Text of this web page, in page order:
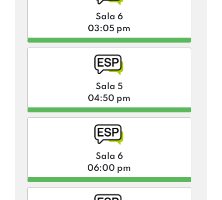
Sala 6
03:05 pm
Sala 5
04:50 pm
Sala 6
06:00 pm